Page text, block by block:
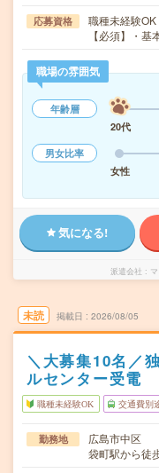
応募資格
職種未経験
【必須】・
職場の雰囲気
年齢層
20代
男女比率
女性
気になる!
派遣会社
未読 掲載日 2026/08/05
＼大募集10名／
ルセンター受電
職種未経験OK 交通費別
勤務地
広島市中区
袋町駅から徒